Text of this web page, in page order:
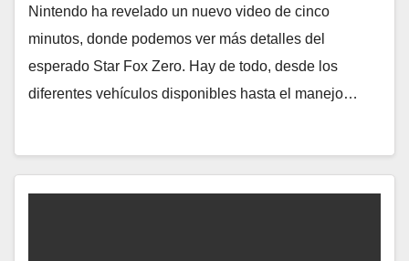
Nintendo ha revelado un nuevo video de cinco
minutos, donde podemos ver más detalles del
esperado Star Fox Zero. Hay de todo, desde los
diferentes vehículos disponibles hasta el manejo…